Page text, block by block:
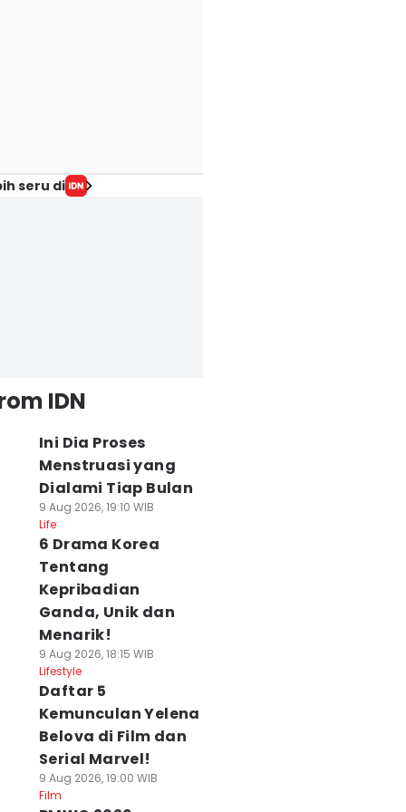
seru di
IDN
Ini Dia Proses
Menstruasi yang
Dialami Tiap Bulan
9 Aug 2026, 19:10 WIB
Life
6 Drama Korea
Tentang
Kepribadian
Ganda, Unik dan
Menarik!
9 Aug 2026, 18:15 WIB
Lifestyle
Daftar 5
Kemunculan Yelena
Belova di Film dan
Serial Marvel!
9 Aug 2026, 19:00 WIB
Film